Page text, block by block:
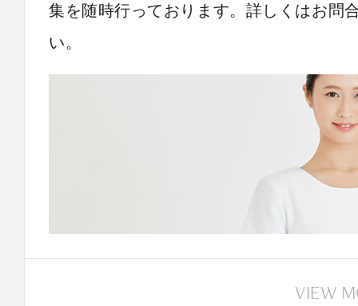
集を随時行っております。詳しくはお問
い。
VIEW